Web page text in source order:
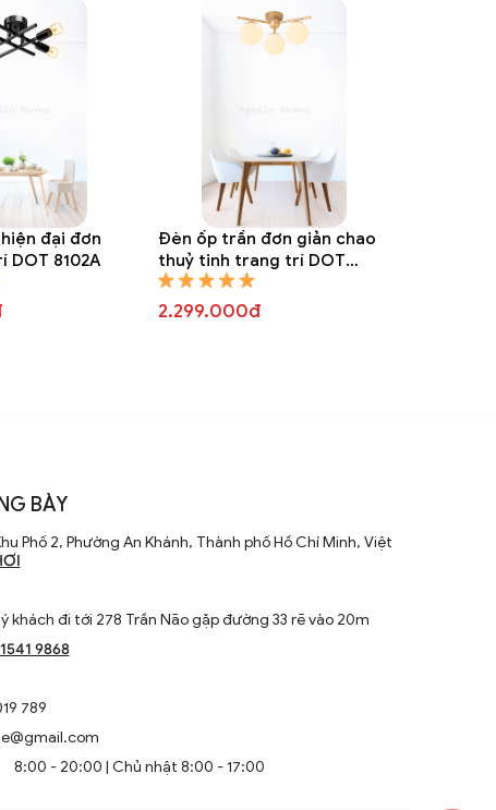
đại đơn
8102A
Đèn ốp trần đơn giản chao
thuỷ tinh trang trí DOT
8101A
2.299.000đ
BÀY
Phố 2, Phường An Khánh, Thành phố Hồ Chí Minh, Việt
khách đi tới 278 Trần Não gặp đường 33 rẽ vào 20m
9868
789
8:00 - 20:00 | Chủ nhật 8:00 - 17:00